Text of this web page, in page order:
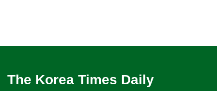
The Korea Times Daily